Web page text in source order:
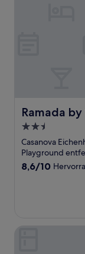
Ramada
Ramada by
2.5-
Sterne-
Unterkunft
Casanova
Playground
8.6
8,6/10